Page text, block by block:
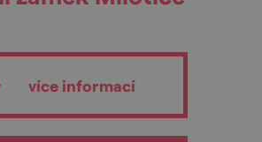
více informací